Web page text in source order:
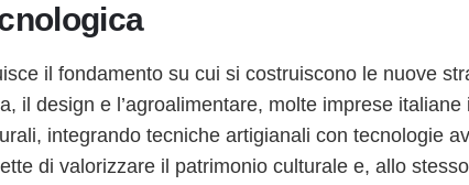
il fondamento su cui si costruiscono le nuove
il design e l’agroalimentare, molte imprese
integrando tecniche artigianali con tecnologie
di valorizzare il patrimonio culturale e, allo